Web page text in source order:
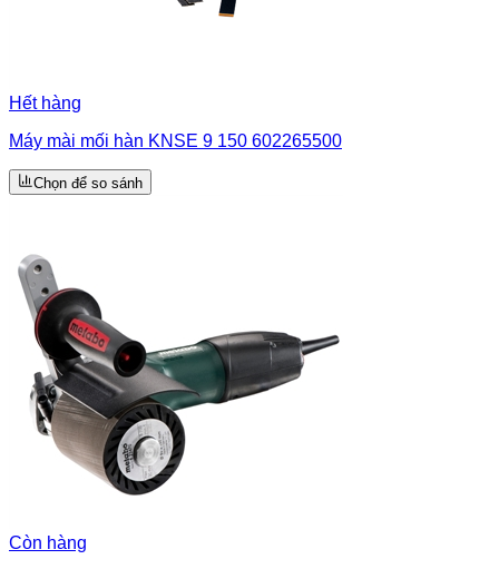
Hết hàng
Máy mài mối hàn KNSE 9 150 602265500
Chọn để so sánh
Còn hàng